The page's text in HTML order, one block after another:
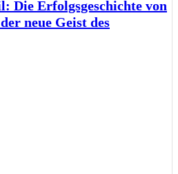
Die Erfolgsgeschichte von
neue Geist des